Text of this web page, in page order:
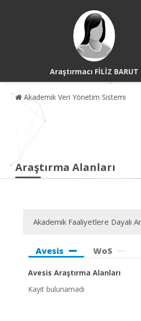
Araştırmacı FİLİZ BARUT
Akademik Veri Yönetim Sistemi
Araştırma Alanları
Akademik Faaliyetlere Dayalı
Avesis WoS
Avesis Araştırma Alanları
Kayıt bulunamadı